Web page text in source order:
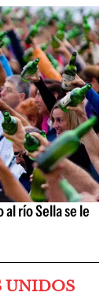
río Sella se le
UNIDOS